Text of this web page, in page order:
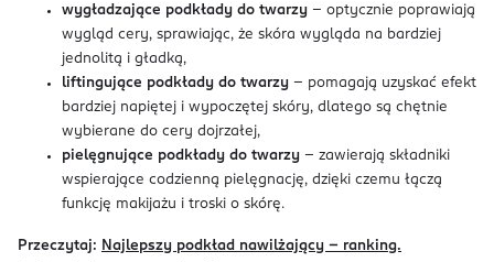
wygładzające podkłady do twarzy – optycznie poprawiają
wygląd cery, sprawiając, że skóra wygląda na bardziej
jednolitą i gładką,
liftingujące podkłady do twarzy – pomagają uzyskać efekt
bardziej napiętej i wypoczętej skóry, dlatego są chętnie
wybierane do cery dojrzałej,
pielęgnujące podkłady do twarzy – zawierają składniki
wspierające codzienną pielęgnację, dzięki czemu łączą
funkcję makijażu i troski o skórę.
Przeczytaj: Najlepszy podkład nawilżający – ranking.